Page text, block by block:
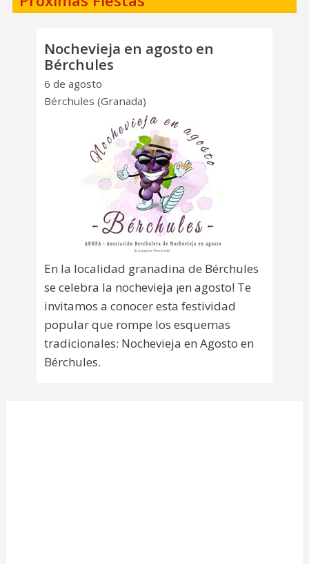
Nochevieja en agosto en
Bérchules
6 de agosto
Bérchules (Granada)
En la localidad granadina de Bérchules
se celebra la nochevieja ¡en agosto! Te
invitamos a conocer esta festividad
popular que rompe los esquemas
tradicionales: Nochevieja en Agosto en
Bérchules.